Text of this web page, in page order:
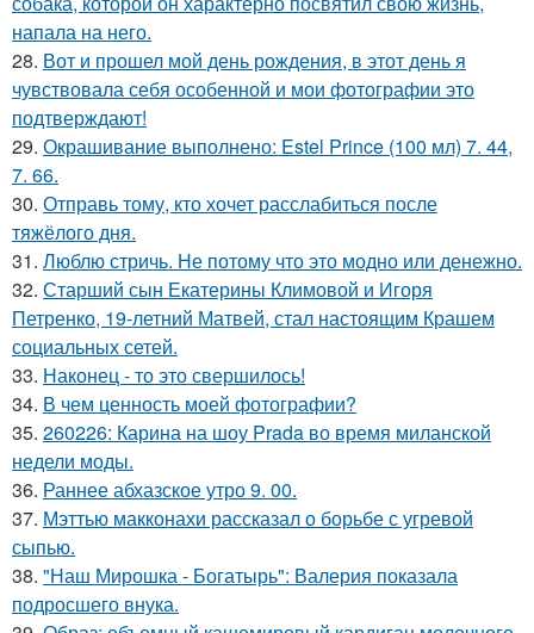
напала на него.
28. Вот и прошел мой день рождения, в этот день я
чувствовала себя особенной и мои фотографии это
подтверждают!
29. Окрашивание выполнено: Estel Prince (100 мл) 7. 44,
7. 66.
30. Отправь тому, кто хочет расслабиться после
тяжёлого дня.
31. Люблю стричь. Не потому что это модно или денежно.
32. Старший сын Екатерины Климовой и Игоря
Петренко, 19-летний Матвей, стал настоящим Крашем
социальных сетей.
33. Наконец - то это свершилось!
34. В чем ценность моей фотографии?
35. 260226: Карина на шоу Prada во время миланской
недели моды.
36. Раннее абхазское утро 9. 00.
37. Мэттью макконахи рассказал о борьбе с угревой
сыпью.
38. "Наш Мирошка - Богатырь": Валерия показала
подросшего внука.